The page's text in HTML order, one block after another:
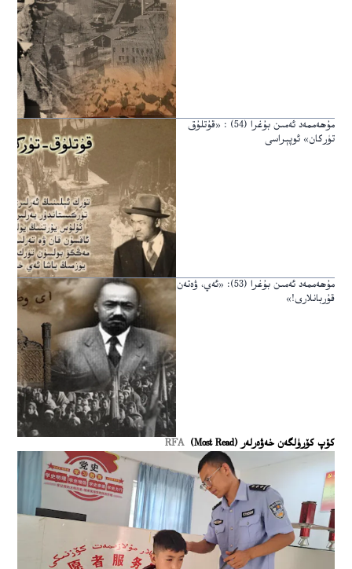
مۇھەممەد ئەمىن بۇغرا (54) : «قۇتلۇق
تۈركان» ئوپېراسى
مۇھەممەد ئەمىن بۇغرا (53): «ئەي، ۋەتەن
قۇربانلارى!»
كۆپ كۆرۈلگەن خەۋەرلەر (Most Read) RFA